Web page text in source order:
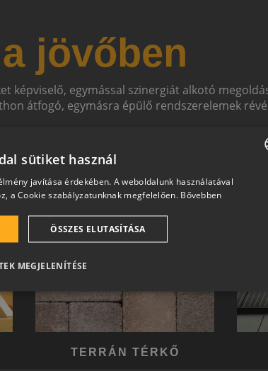
jövőben
képviselő, egymással szinergiát alkotó
átfogó, egymásra épülő rendszerelemek
TERRÁN TÉRKŐ
sütiket használ
javítása érdekében. A weboldalunk használatával
a Cookie szabályzatunknak megfelelően. Bővebben
ÖSSZES ELUTASÍTÁSA
MEGJELENÍTÉSE